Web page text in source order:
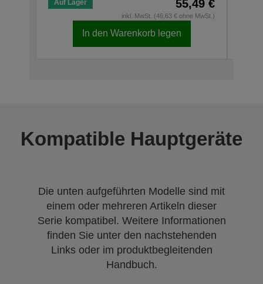
Auf Lager 55,49 €
inkl. MwSt. (46,63 € ohne MwSt.)
In den Warenkorb legen
Kompatible Hauptgeräte
Die unten aufgeführten Modelle sind mit
einem oder mehreren Artikeln dieser
Serie kompatibel. Weitere Informationen
finden Sie unter den nachstehenden
Links oder im produktbegleitenden
Handbuch.